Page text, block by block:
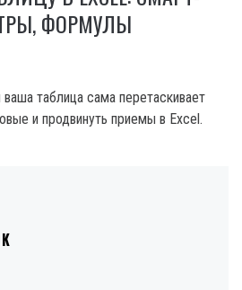
ФОРМУЛЫ
таблица сама перетаскивает
и продвинуть приемы в Excel.